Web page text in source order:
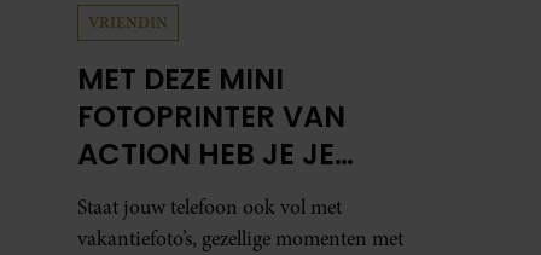
VRIENDIN
MET DEZE MINI
FOTOPRINTER VAN
ACTION HEB JE JE
FAVORIETE FOTO’S BINNEN
ÉÉN MINUUT IN HANDEN
Staat jouw telefoon ook vol met
vakantiefoto’s, gezellige momenten met